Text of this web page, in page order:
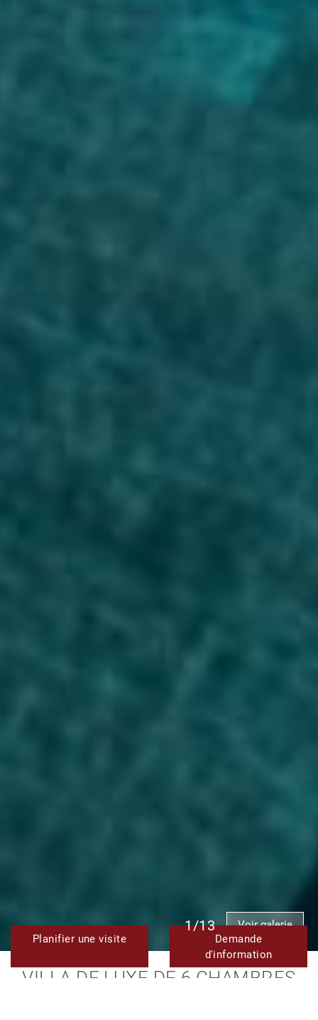
1/13 Voir galerie
VILLA DE LUXE DE 6 CHAMBRES
Planifier une visite
Demande
d'information